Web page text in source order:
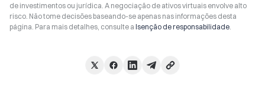
de investimentos ou jurídica. A negociação de ativos virtuais envolve alto
risco. Não tome decisões baseando-se apenas nas informações desta
página. Para mais detalhes, consulte a Isenção de responsabilidade.